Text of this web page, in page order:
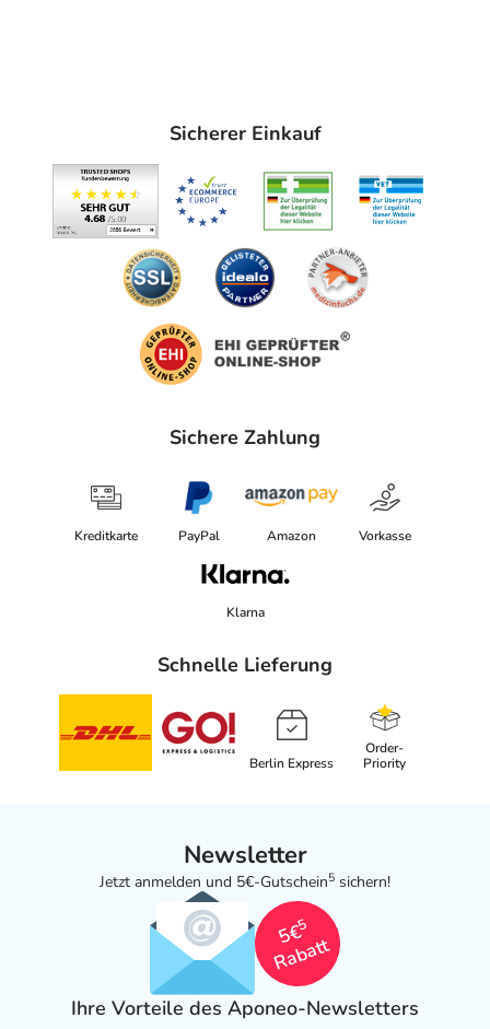
Sicherer Einkauf
Sichere Zahlung
Kreditkarte PayPal Amazon Vorkasse
Klarna
Schnelle Lieferung
Berlin Express
Order-
Priority
Newsletter
Jetzt anmelden und 5€-Gutschein5 sichern!
5€
5
Rabatt
Ihre Vorteile des Aponeo-Newsletters